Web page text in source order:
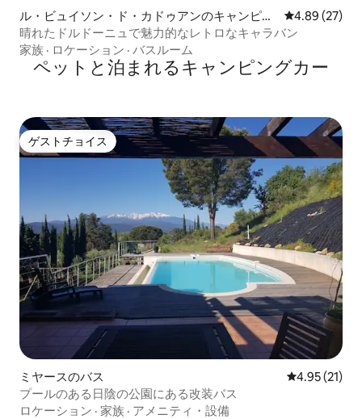
ル・ビュイソン・ド・カドゥアンのキャンピン
グカー・RV
レビュー27
4.89 (27)
晴れたドルドーニュで魅力的なレトロなキャラバン
家族 · ロケーション · バスルーム
ペットと泊まれるキャンピングカー
ゲストチョイス
ゲストチョイス
ミヤースのバス レビュー21
4.95 (21)
プールのある日陰の公園にある改装バス
ロケーション · 家族 · アメニティ・設備